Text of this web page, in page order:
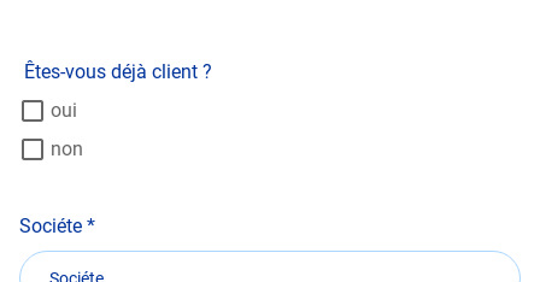
Êtes-vous déjà client ?
oui
non
Sociéte